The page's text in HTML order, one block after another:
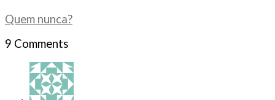
Quem nunca?
9 Comments